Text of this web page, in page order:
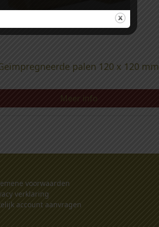
palen 120 x 120 mm
Meer info
voorwaarden
verklaring
account aanvragen